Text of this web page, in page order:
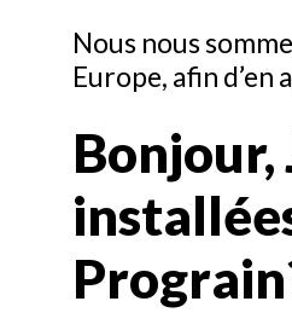
Nous nous
Europe, afin
Bonjour,